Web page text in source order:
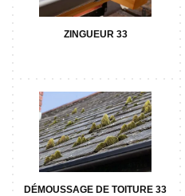
ZINGUEUR 33
DÉMOUSSAGE DE TOITURE 33